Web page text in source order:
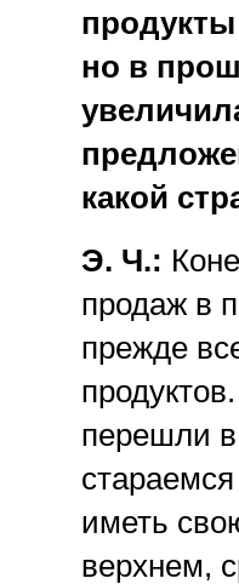
но в
какой
Э. Ч.:
продаж в
прежде
перешли
иметь
верхнем,